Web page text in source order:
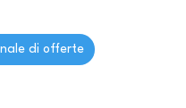
di offerte